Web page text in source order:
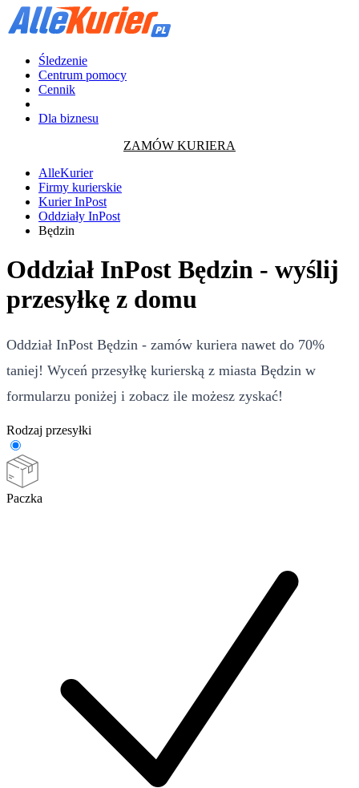
Śledzenie
Centrum pomocy
Cennik
Dla biznesu
ZAMÓW KURIERA
AlleKurier
Firmy kurierskie
Kurier InPost
Oddziały InPost
Będzin
Oddział InPost Będzin - wyślij
przesyłkę z domu
Oddział InPost Będzin - zamów kuriera nawet do 70%
taniej! Wyceń przesyłkę kurierską z miasta Będzin w
formularzu poniżej i zobacz ile możesz zyskać!
Rodzaj przesyłki
Paczka